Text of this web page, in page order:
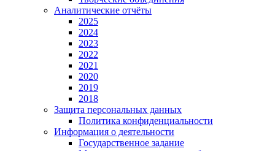
Аналитические отчёты
2025
2024
2023
2022
2021
2020
2019
2018
Защита персональных данных
Политика конфиденциальности
Информация о деятельности
Государственное задание